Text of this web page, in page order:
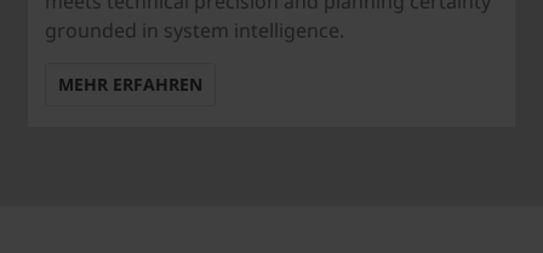
grounded in system intelligence.
MEHR ERFAHREN